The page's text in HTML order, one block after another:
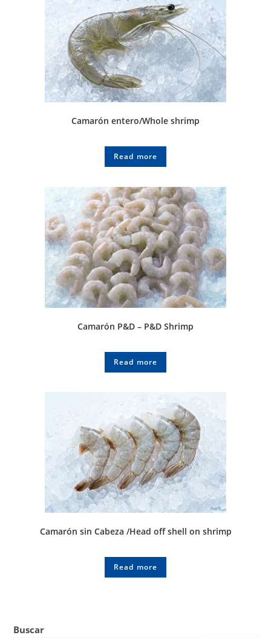
Camarón entero/Whole shrimp
Read more
Camarón P&D – P&D Shrimp
Read more
Camarón sin Cabeza /Head off shell on shrimp
Read more
Buscar